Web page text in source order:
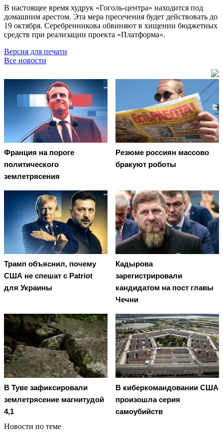
В настоящее время худрук «Гоголь-центра» находится под
домашним арестом. Эта мера пресечения будет действовать до
19 октября. Серебренникова обвиняют в хищении бюджетных
средств при реализации проекта «Платформа».
Версия для печати
Все новости
Франция на пороге
политического
землетрясения
Резюме россиян массово
бракуют роботы
Трамп объяснил, почему
США не спешат с Patriot
для Украины
Кадырова
зарегистрировали
кандидатом на пост главы
Чечни
В Туве зафиксировали
землетрясение магнитудой
4,1
В киберкомандовании США
произошла серия
самоубийств
Новости по теме